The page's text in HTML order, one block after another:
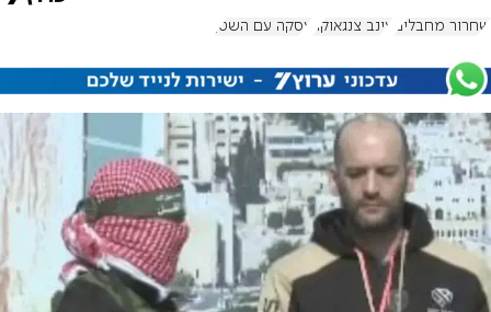
שחרור מחבלים עינב צנגאוקר עסקה עם השטן